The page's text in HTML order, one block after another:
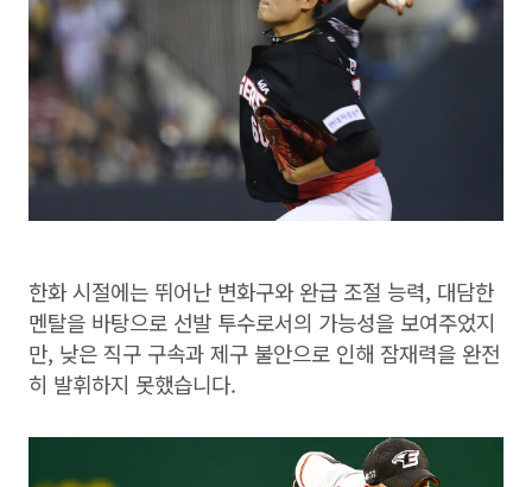
한화 시절에는 뛰어난 변화구와 완급 조절 능력, 대담한
멘탈을 바탕으로 선발 투수로서의 가능성을 보여주었지
만, 낮은 직구 구속과 제구 불안으로 인해 잠재력을 완전
히 발휘하지 못했습니다.